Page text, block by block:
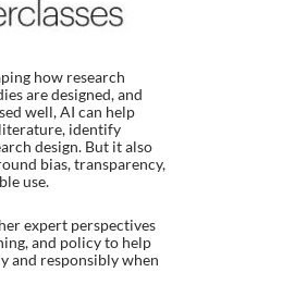
how research
are designed, and
well, AI can help
identify
design. But it also
bias, transparency,
use.
expert perspectives
and policy to help
and responsibly when